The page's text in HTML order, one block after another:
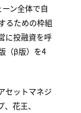
ン全体で自
るための枠組
に投融資を呼
（β版）を4
セットマネジ
花王、